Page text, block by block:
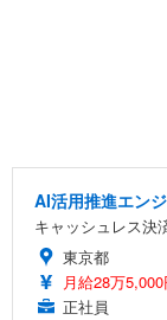
AI活用推進エン
キャッシュレス決
東京都
月給28万5,000
正社員